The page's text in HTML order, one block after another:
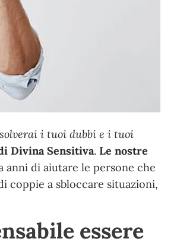
i tuoi dubbi e i tuoi
Divina Sensitiva. Le nostre
anni diaiutare le persone che
coppie a sbloccare situazioni,
essere